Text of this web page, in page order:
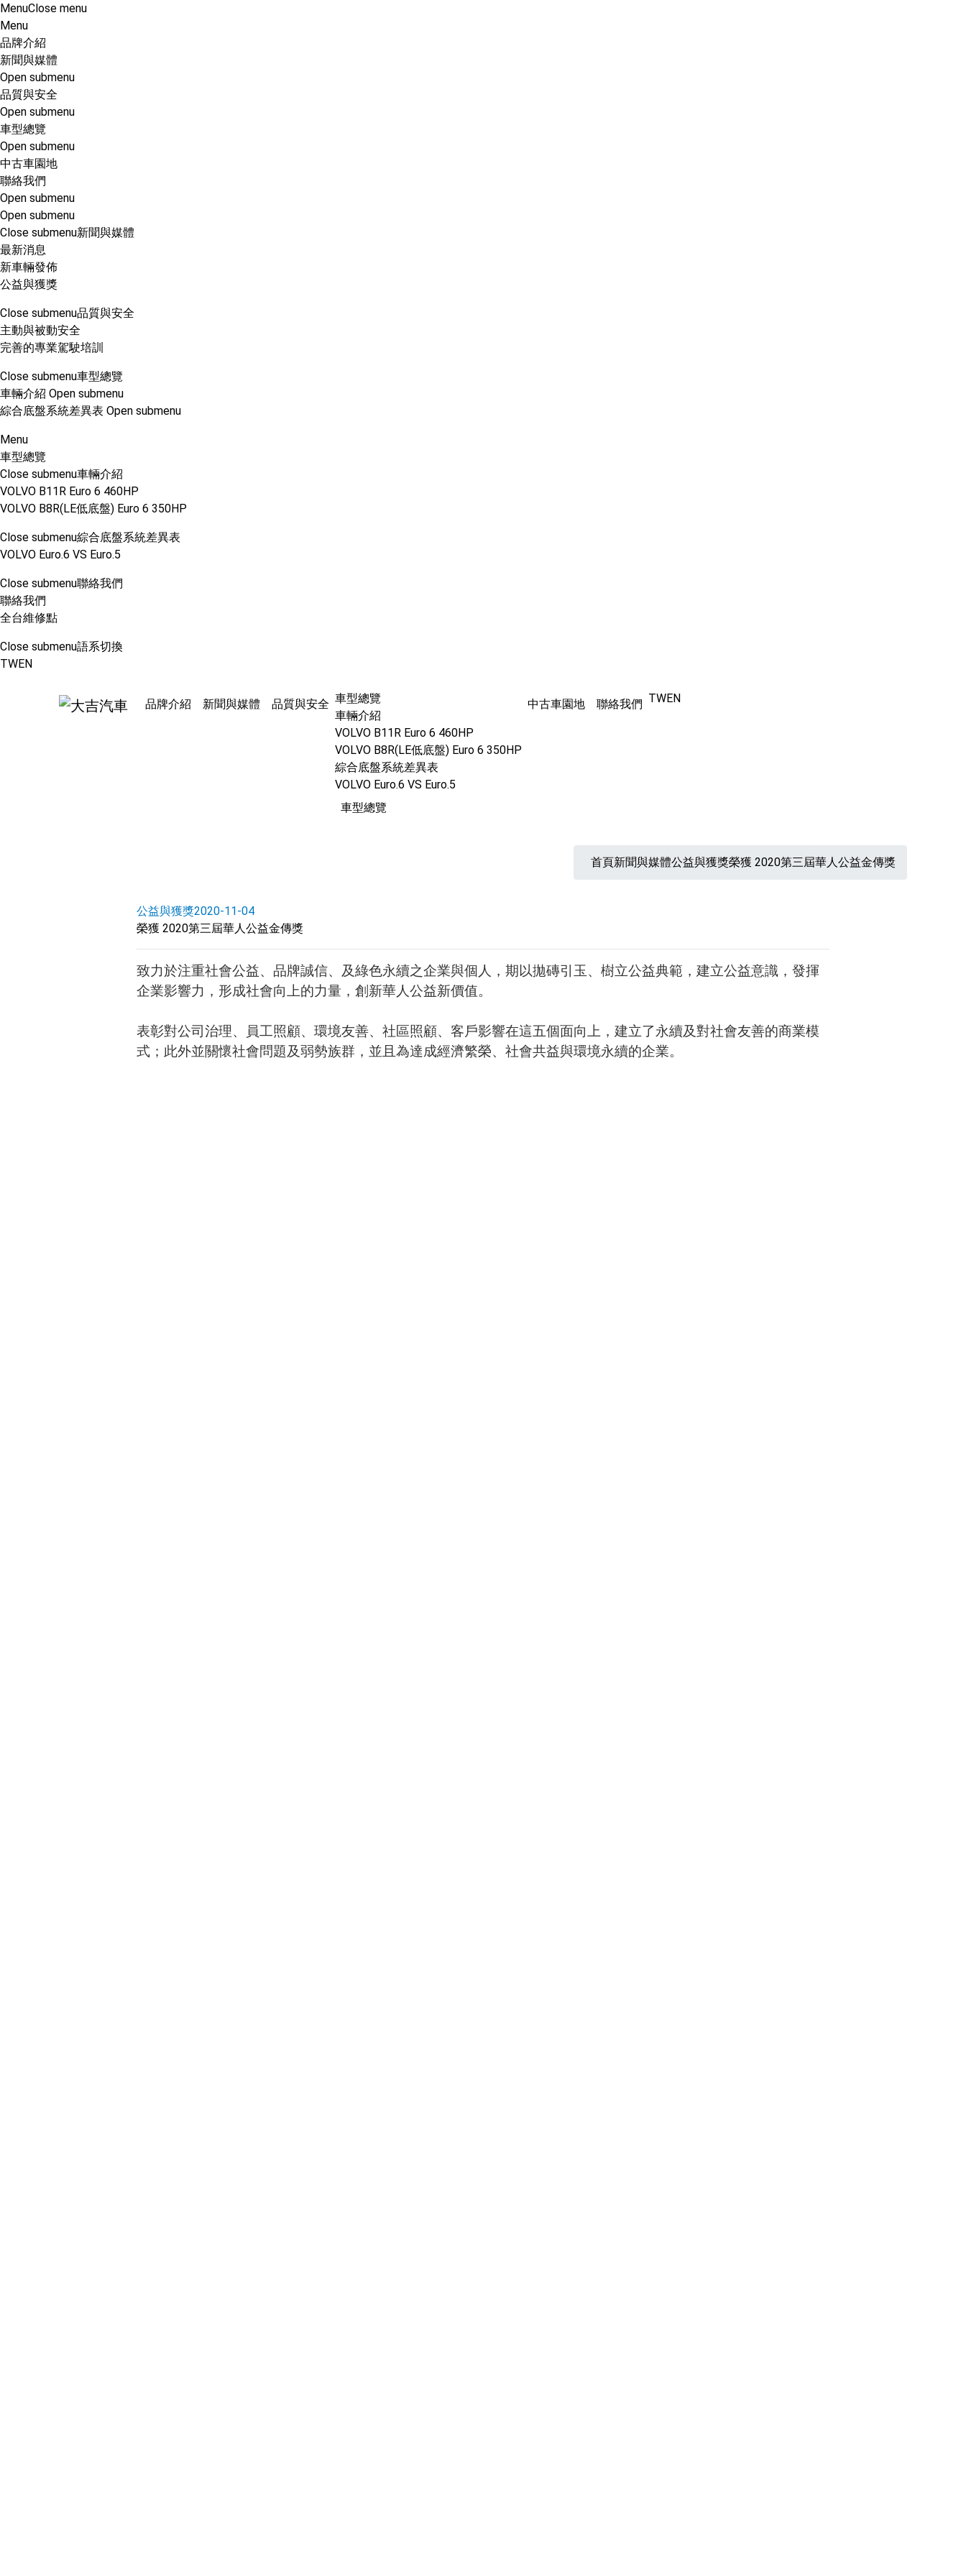
MenuClose menu
Menu
品牌介紹
新聞與媒體
Open submenu
品質與安全
Open submenu
車型總覽
Open submenu
中古車園地
聯絡我們
Open submenu
Open submenu
Close submenu新聞與媒體
最新消息
新車輛發佈
公益與獲獎
Close submenu品質與安全
主動與被動安全
完善的專業駕駛培訓
Close submenu車型總覽
車輛介紹 Open submenu
綜合底盤系統差異表 Open submenu
Menu
車型總覽
Close submenu車輛介紹
VOLVO B11R Euro 6 460HP
VOLVO B8R(LE低底盤) Euro 6 350HP
Close submenu綜合底盤系統差異表
VOLVO Euro.6 VS Euro.5
Close submenu聯絡我們
聯絡我們
全台維修點
Close submenu語系切換
TWEN
品牌介紹 新聞與媒體 品質與安全 車型總覽
車輛介紹
VOLVO B11R Euro 6 460HP
VOLVO B8R(LE低底盤) Euro 6 350HP
綜合底盤系統差異表
VOLVO Euro.6 VS Euro.5
車型總覽
中古車園地 聯絡我們 TWEN
首頁新聞與媒體公益與獲獎榮獲 2020第三屆華人公益金傳獎
公益與獲獎2020-11-04
榮獲 2020第三屆華人公益金傳獎
致力於注重社會公益、品牌誠信、及綠色永續之企業與個人，期以拋磚引玉、樹立公益典範，建立公益意識，發揮
企業影響力，形成社會向上的力量，創新華人公益新價值。
表彰對公司治理、員工照顧、環境友善、社區照顧、客戶影響在這五個面向上，建立了永續及對社會友善的商業模
式；此外並關懷社會問題及弱勢族群，並且為達成經濟繁榮、社會共益與環境永續的企業。